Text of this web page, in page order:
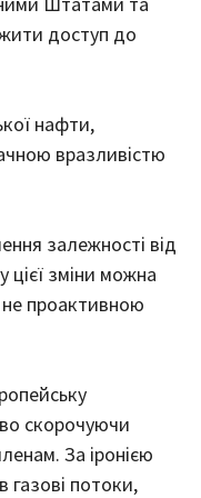
доступ до
нафти,
вразливістю
залежності від
цієї зміни можна
проактивною
скорочуючи
За іронією
газові потоки,